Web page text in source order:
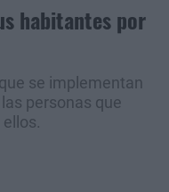
habitantes por
se implementan
personas que